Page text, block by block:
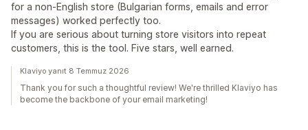
for a non-English store (Bulgarian forms, emails and error
messages) worked perfectly too.
If you are serious about turning store visitors into repeat
customers, this is the tool. Five stars, well earned.
Klaviyo yanıt 8 Temmuz 2026
Thank you for such a thoughtful review! We're thrilled Klaviyo has
become the backbone of your email marketing!